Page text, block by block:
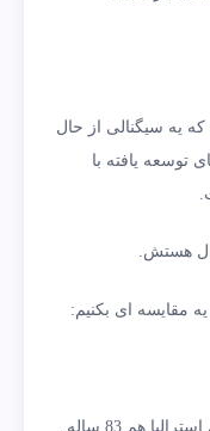
یه سیگنالی از حال
توسعه یافته با
مقایسه ای بکنیم: